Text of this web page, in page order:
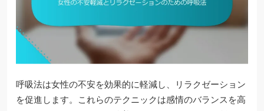
呼吸法は女性の不安を効果的に軽減し、リラクゼーション
を促進します。これらのテクニックは感情のバランスを高